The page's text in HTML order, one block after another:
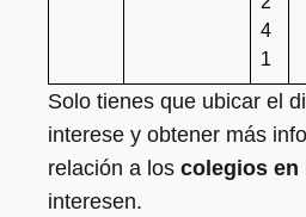
4
1
Solo tienes que ubicar el
interese y obtener más
relación a los colegios en
interesen.